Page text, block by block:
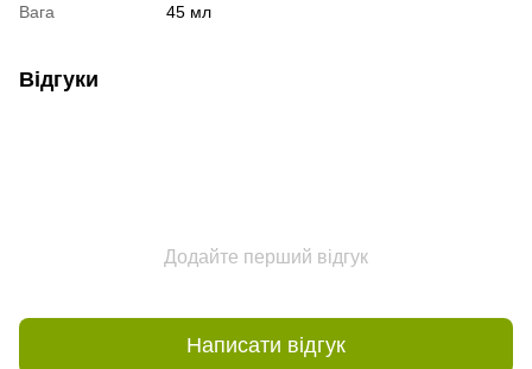
Вага
45 мл
Відгуки
Додайте перший відгук
Написати відгук